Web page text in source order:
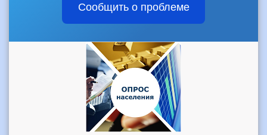
Сообщить о проблеме